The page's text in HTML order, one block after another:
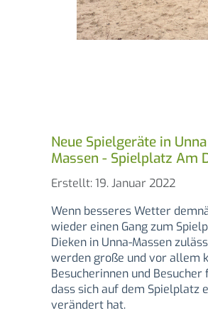
Neue Spielgeräte in Unna
Massen - Spielplatz Am
Details
Erstellt: 19. Januar 2022
Wenn besseres Wetter
wieder einen Gang zum
Dieken in Unna-Massen
werden große und vor allem
Besucherinnen und
dass sich auf dem Spielplatz
verändert hat.